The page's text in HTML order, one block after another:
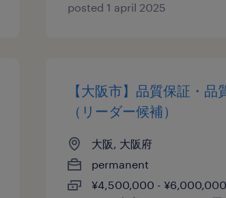
posted 1 april 2025
【大阪市】品質保証・品
（リーダー候補）
大阪, 大阪府
permanent
¥4,500,000 -